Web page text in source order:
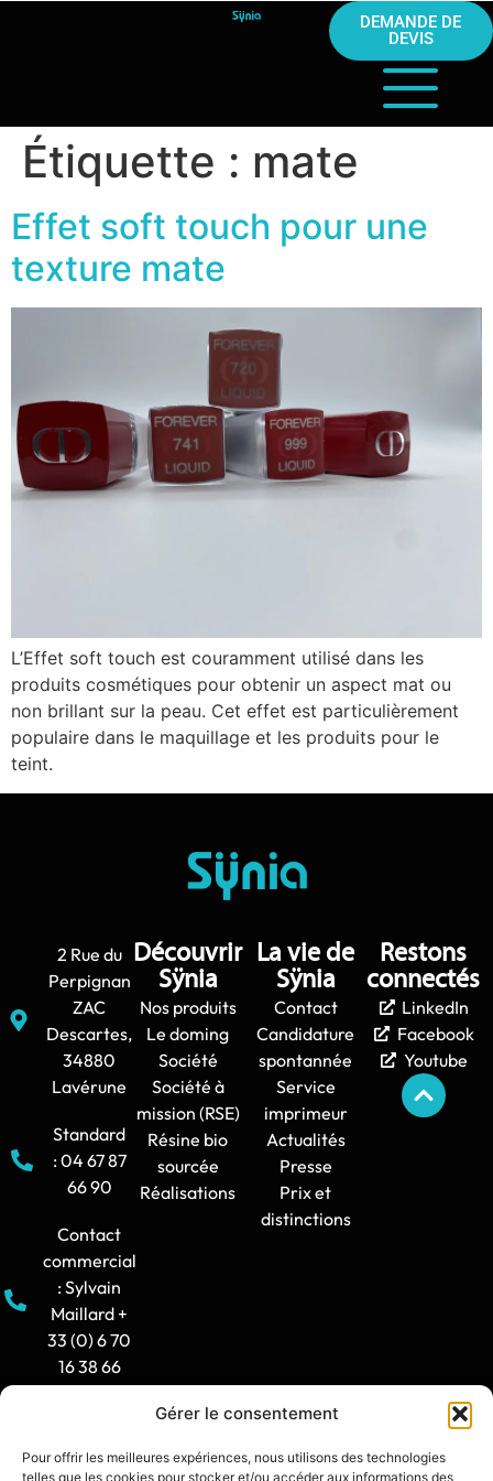
Gérer le consentement
Pour offrir les meilleures expériences, nous utilisons des technologies
telles que les cookies pour stocker et/ou accéder aux informations des
DEMANDE DE
DEVIS
Étiquette : mate
Effet soft touch pour une
texture mate
L’Effet soft touch est couramment utilisé dans les
produits cosmétiques pour obtenir un aspect mat ou
non brillant sur la peau. Cet effet est particulièrement
populaire dans le maquillage et les produits pour le
teint.
2 Rue du
Perpignan
ZAC
Descartes,
34880
Lavérune
Standard
: 04 67 87
66 90
Contact
commercial
: Sylvain
Maillard +
33 (0) 6 70
16 38 66
: 8h30-12h
Découvrir
Sÿnia
Nos produits
Le doming
Société
Société à
mission (RSE)
Résine bio
sourcée
Réalisations
La vie de
Sÿnia
Contact
Candidature
spontannée
Service
imprimeur
Actualités
Presse
Prix et
distinctions
Restons
connectés
LinkedIn
Facebook
Youtube